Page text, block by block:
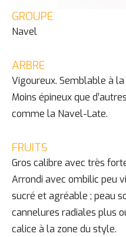
GROUPE
Navel
ARBRE
Vigoureux. Semblable à
Moins épineux que
comme la Navel-Late.
FRUITS
Gros calibre avec très
Arrondi avec ombilic peu
sucré et agréable ; peau
cannelures radiales plus
calice à la zone du style.